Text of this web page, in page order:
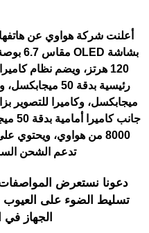
120 هرتز، ويضم نظام
تدعم الشحن السريع
دعونا نستعرض المواصفات
تسليط الضوء على العيوب
الجهاز في